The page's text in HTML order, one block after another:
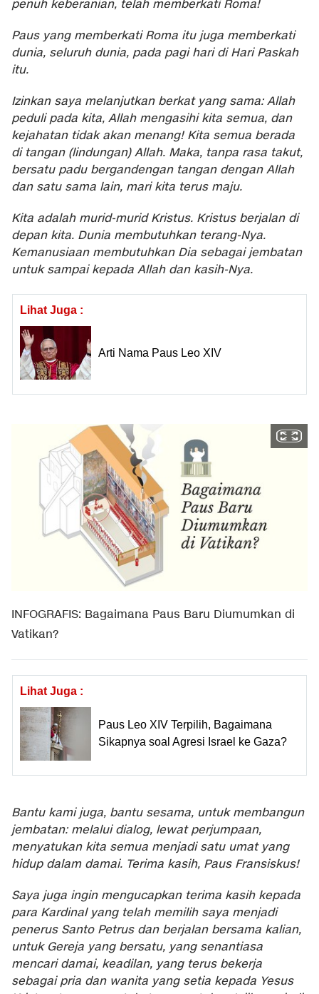
penuh keberanian, telah memberkati Roma!
Paus yang memberkati Roma itu juga memberkati
dunia, seluruh dunia, pada pagi hari di Hari Paskah
itu.
Izinkan saya melanjutkan berkat yang sama: Allah
peduli pada kita, Allah mengasihi kita semua, dan
kejahatan tidak akan menang! Kita semua berada
di tangan (lindungan) Allah. Maka, tanpa rasa takut,
bersatu padu bergandengan tangan dengan Allah
dan satu sama lain, mari kita terus maju.
Kita adalah murid-murid Kristus. Kristus berjalan di
depan kita. Dunia membutuhkan terang-Nya.
Kemanusiaan membutuhkan Dia sebagai jembatan
untuk sampai kepada Allah dan kasih-Nya.
Lihat Juga :
Arti Nama Paus Leo XIV
INFOGRAFIS: Bagaimana Paus Baru Diumumkan di
Vatikan?
Lihat Juga :
Paus Leo XIV Terpilih, Bagaimana
Sikapnya soal Agresi Israel ke Gaza?
Bantu kami juga, bantu sesama, untuk membangun
jembatan: melalui dialog, lewat perjumpaan,
menyatukan kita semua menjadi satu umat yang
hidup dalam damai. Terima kasih, Paus Fransiskus!
Saya juga ingin mengucapkan terima kasih kepada
para Kardinal yang telah memilih saya menjadi
penerus Santo Petrus dan berjalan bersama kalian,
untuk Gereja yang bersatu, yang senantiasa
mencari damai, keadilan, yang terus bekerja
sebagai pria dan wanita yang setia kepada Yesus